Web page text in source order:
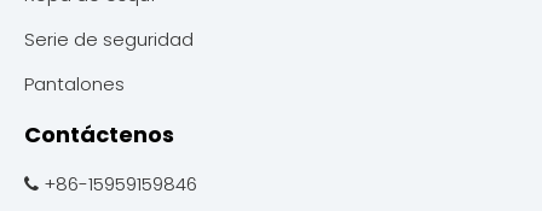
Serie de seguridad
Pantalones
Contáctenos
 +86-15959159846